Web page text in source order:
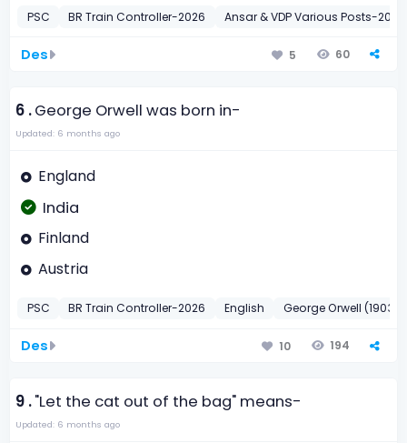
PSC BR Train Controller-2026 Ansar & VDP Various Posts-2015
Des 5 60
6 .George Orwell was born in-
Updated: 6 months ago
England
India
Finland
Austria
PSC BR Train Controller-2026 English George Orwell (1903-
Des 10 194
9 ."Let the cat out of the bag" means-
Updated: 6 months ago